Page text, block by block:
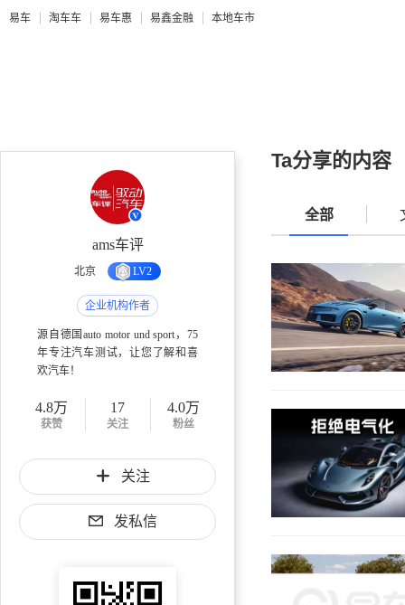
易车 淘车车 易车惠 易鑫金融 本地车市
ams车评
北京 LV2
企业机构作者
源自德国auto motor und sport，75
年专注汽车测试，让您了解和喜
欢汽车！
4.8万
获赞
17
关注
4.0万
粉丝
关注
发私信
Ta分享的内容
全部